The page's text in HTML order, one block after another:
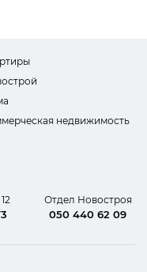
недвижимость
Отдел Новостроя
050 440 62 09